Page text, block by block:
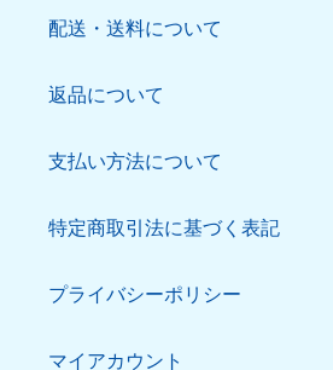
配送・送料について
返品について
支払い方法について
特定商取引法に基づく表記
プライバシーポリシー
マイアカウント